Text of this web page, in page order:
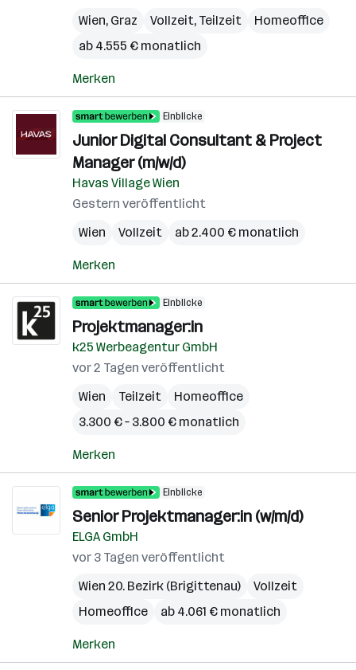
Wien, Graz Vollzeit, Teilzeit
Homeoffice
ab 4.555 € monatlich
Merken
Einblicke
Junior Digital Consultant & Project
Manager (m/w/d)
Havas Village Wien
Gestern veröffentlicht
Wien
Vollzeit ab 2.400 € monatlich
Merken
Einblicke
Projektmanager:in
k25 Werbeagentur GmbH
vor 2 Tagen veröffentlicht
Wien
Teilzeit
Homeoffice
3.300 € – 3.800 € monatlich
Merken
Einblicke
Senior Projektmanager:in (w/m/d)
ELGA GmbH
vor 3 Tagen veröffentlicht
Wien 20. Bezirk (Brigittenau)
Vollzeit
Homeoffice
ab 4.061 € monatlich
Merken